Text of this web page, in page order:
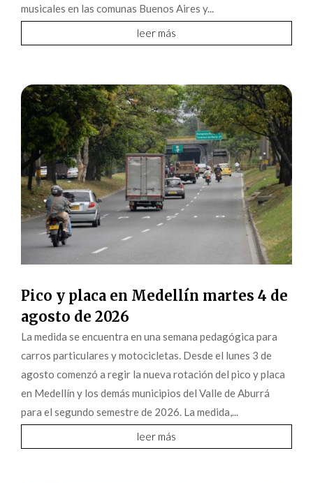
musicales en las comunas Buenos Aires y...
leer más
Pico y placa en Medellín martes 4 de
agosto de 2026
La medida se encuentra en una semana pedagógica para
carros particulares y motocicletas. Desde el lunes 3 de
agosto comenzó a regir la nueva rotación del pico y placa
en Medellín y los demás municipios del Valle de Aburrá
para el segundo semestre de 2026. La medida,...
leer más